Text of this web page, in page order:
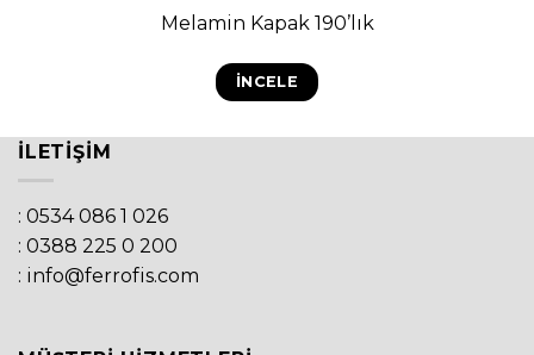
Melamin Kapak 190’lık
İNCELE
İLETIŞIM
: 0534 086 1 026
: 0388 225 0 200
: info@ferrofis.com